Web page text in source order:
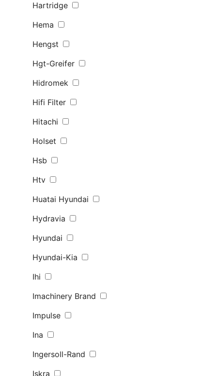
Hartridge
Hema
Hengst
Hgt-Greifer
Hidromek
Hifi Filter
Hitachi
Holset
Hsb
Htv
Huatai Hyundai
Hydravia
Hyundai
Hyundai-Kia
Ihi
Imachinery Brand
Impulse
Ina
Ingersoll-Rand
Iskra